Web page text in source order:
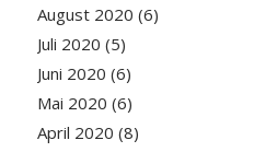
August 2020 (6)
Juli 2020 (5)
Juni 2020 (6)
Mai 2020 (6)
April 2020 (8)